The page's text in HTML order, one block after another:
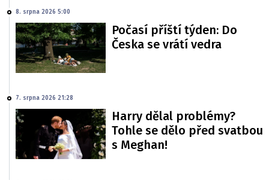
8. srpna 2026 5:00
Počasí příští týden: Do
Česka se vrátí vedra
7. srpna 2026 21:28
Harry dělal problémy?
Tohle se dělo před svatbou
s Meghan!